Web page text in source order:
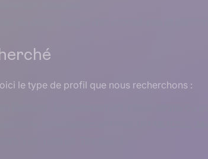
le type de profil que nous recherchons :